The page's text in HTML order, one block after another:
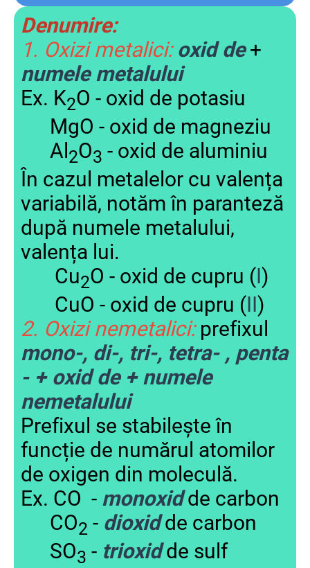
Denumire:
1. Oxizi metalici: oxid de+
numele metalului
Ex. K2O - oxid de potasiu
MgO - oxid de magneziu
Al 2O3 - oxid de aluminiu
În cazul metalelor cu valența
variabilă, notăm în paranteză
după numele metalului,
valența lui.
Cu2O - oxid de cupru (I)
CuO - oxid de cupru (II)
2. Oxizi nemetalici:prefixul
mono-, di-, tri-, tetra- , penta
- + oxid de + numele
nemetalului
Prefixul se stabilește în
funcție de numărul atomilor
de oxigen din moleculă.
Ex. CO - monoxidde carbon
CO2 - dioxidde carbon
SO3 - trioxidde sulf